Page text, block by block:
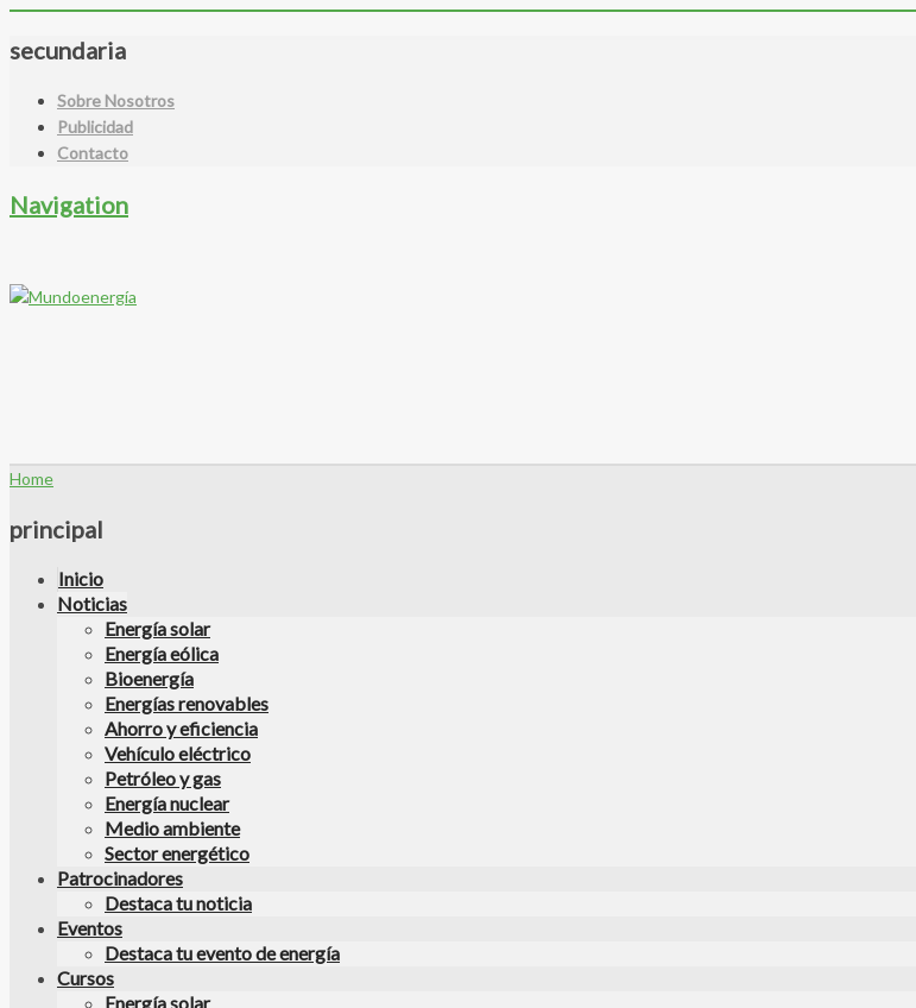
secundaria
Sobre Nosotros
Publicidad
Contacto
Navigation
Home
principal
Inicio
Noticias
Energía solar
Energía eólica
Bioenergía
Energías renovables
Ahorro y eficiencia
Vehículo eléctrico
Petróleo y gas
Energía nuclear
Medio ambiente
Sector energético
Patrocinadores
Destaca tu noticia
Eventos
Destaca tu evento de energía
Cursos
Energía solar